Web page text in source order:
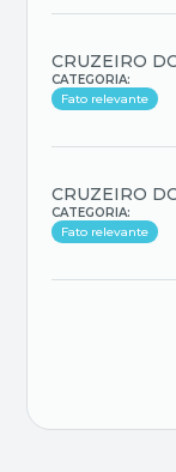
CRUZEIRO
CATEGORIA:
Fato relevante
CRUZEIRO
CATEGORIA:
Fato relevante